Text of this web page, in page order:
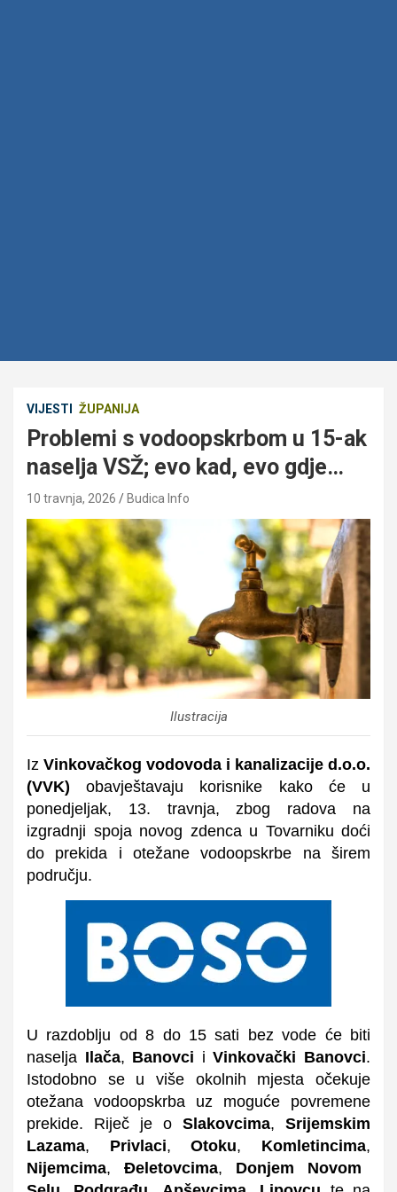
VIJESTI ŽUPANIJA
Problemi s vodoopskrbom u 15-ak
naselja VSŽ; evo kad, evo gdje…
10 travnja, 2026 Budica Info
Ilustracija
Iz Vinkovačkog vodovoda i kanalizacije d.o.o.
(VVK) obavještavaju korisnike kako će u
ponedjeljak, 13. travnja, zbog radova na
izgradnji spoja novog zdenca u Tovarniku doći
do prekida i otežane vodoopskrbe na širem
području.
U razdoblju od 8 do 15 sati bez vode će biti
naselja Ilača, Banovci iVinkovački Banovci.
Istodobno se u više okolnih mjesta očekuje
otežana vodoopskrba uz moguće povremene
prekide. Riječ je o Slakovcima, Srijemskim
Lazama, Privlaci,Otoku, Komletincima,
Nijemcima, Đeletovcima, Donjem Novom